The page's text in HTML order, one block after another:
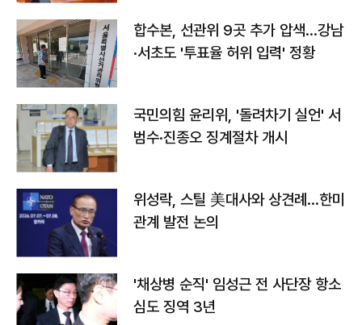
합수본, 선관위 9곳 추가 압색…강남
·서초도 '투표율 허위 입력' 정황
국민의힘 윤리위, '돌려차기 실언' 서
범수·진종오 징계절차 개시
위성락, 스틸 美대사와 상견례…한미
관계 발전 논의
'채상병 순직' 임성근 전 사단장 항소
심도 징역 3년